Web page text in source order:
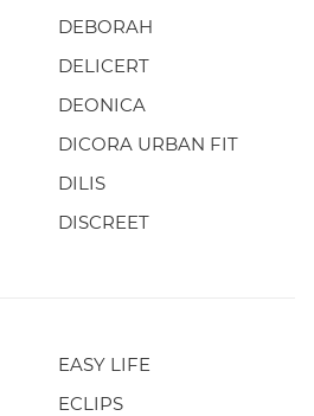
DEBORAH
DELICERT
DEONICA
DICORA URBAN FIT
DILIS
DISCREET
EASY LIFE
ECLIPS